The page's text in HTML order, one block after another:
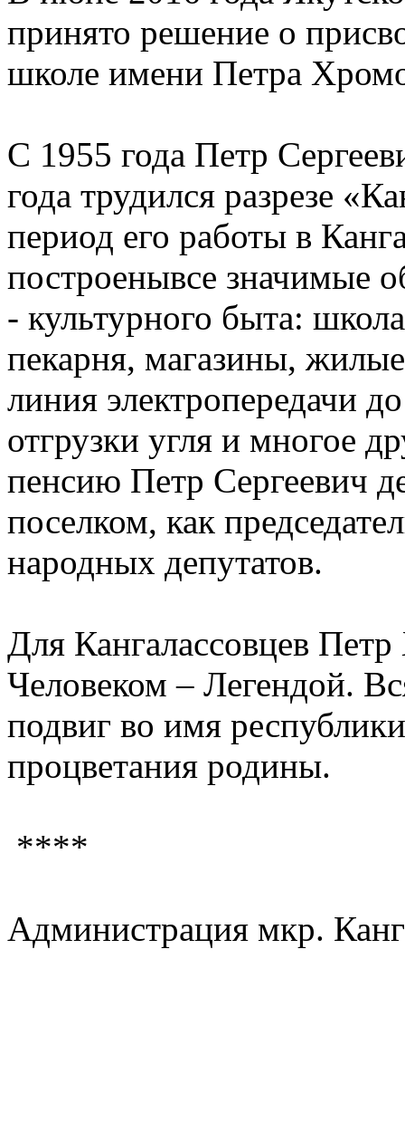
принято решение о
школе имени Петра
С 1955 года Петр
года трудился разрезе
период его работы в
построенывсе значимые
- культурного быта:
пекарня, магазины,
линия электропередачи
отгрузки угля и многое
пенсию Петр Сергеевич
поселком, как
народных депутатов.
Для Кангалассовцев
Человеком – Легендой.
подвиг во имя
процветания родины.
****
Администрация мкр.